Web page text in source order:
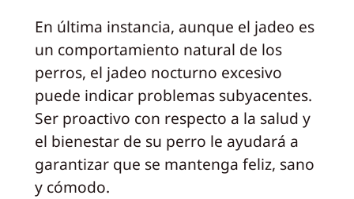
En última instancia, aunque el jadeo es
un comportamiento natural de los
perros, el jadeo nocturno excesivo
puede indicar problemas subyacentes.
Ser proactivo con respecto a la salud y
el bienestar de su perro le ayudará a
garantizar que se mantenga feliz, sano
y cómodo.